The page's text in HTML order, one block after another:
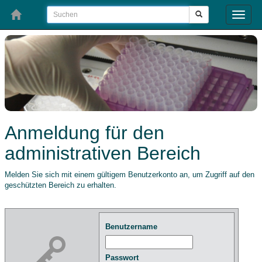
Toggle
Anmeldung für den
administrativen Bereich
Melden Sie sich mit einem gültigem Benutzerkonto an, um Zugriff auf den
geschützten Bereich zu erhalten.
Benutzername
Passwort